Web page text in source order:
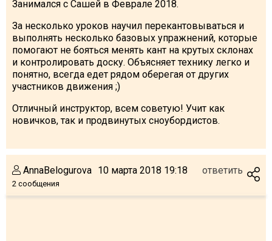
Занимался с Сашей в Феврале 2018.
За несколько уроков научил перекантовываться и
выполнять несколько базовых упражнений, которые
помогают не бояться менять кант на крутых склонах
и контролировать доску. Объясняет технику легко и
понятно, всегда едет рядом оберегая от других
участников движения ;)
Отличный инструктор, всем советую! Учит как
новичков, так и продвинутых сноубордистов.
AnnaBelogurova
2 сообщения
10 марта 2018 19:18 ответить